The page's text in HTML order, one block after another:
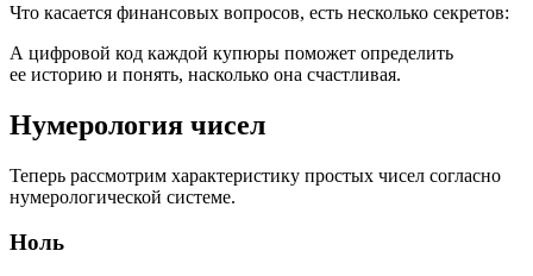
Что касается финансовых вопросов, есть несколько секретов:
А цифровой код каждой купюры поможет определить
ее историю и понять, насколько она счастливая.
Нумерология чисел
Теперь рассмотрим характеристику простых чисел согласно
нумерологической системе.
Ноль